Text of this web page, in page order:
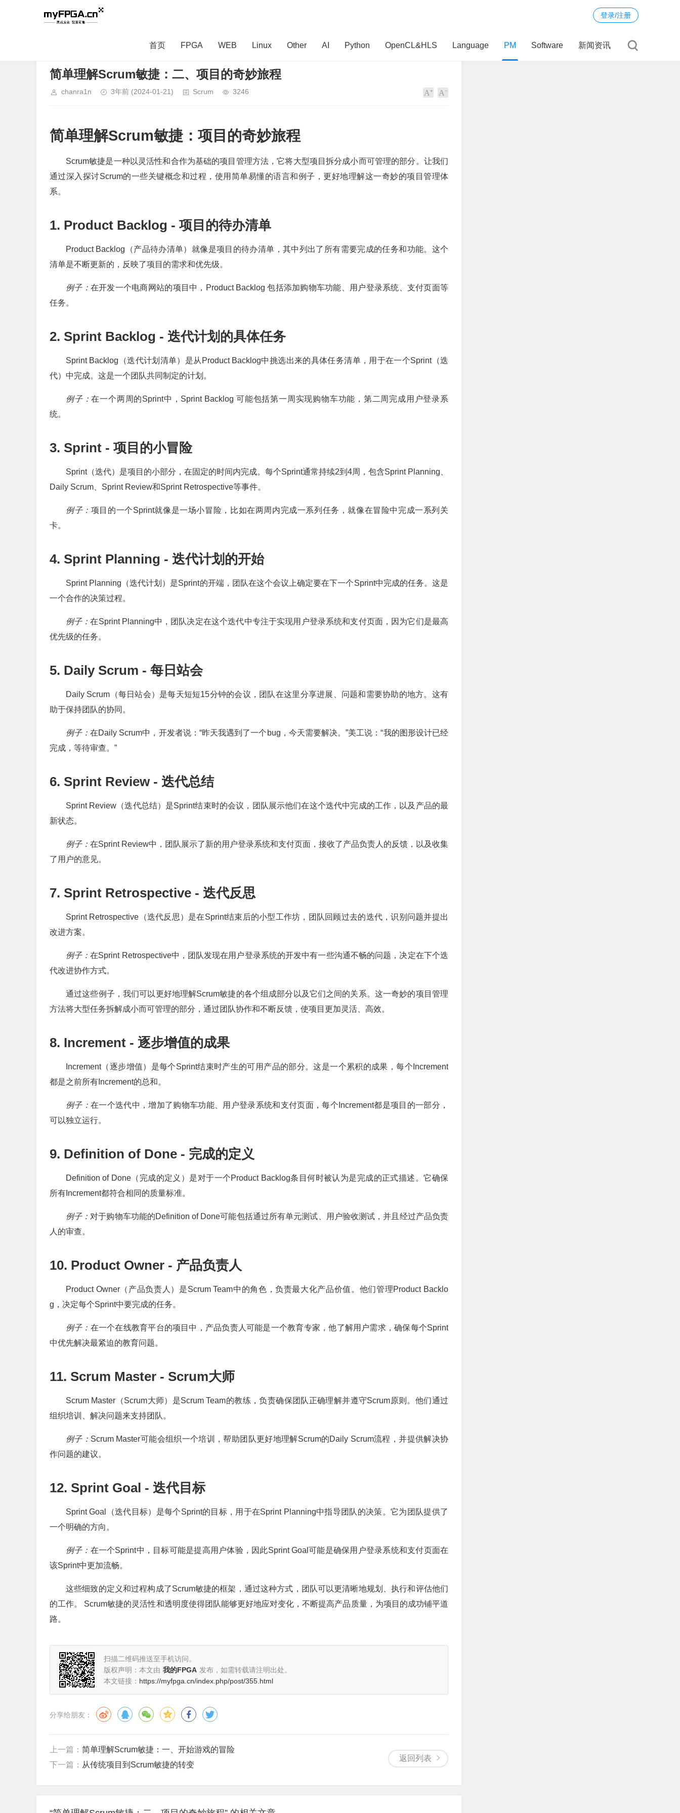
登录/注册
首页 FPGA WEB Linux Other AI Python OpenCL&HLS Language PM Software 新闻资讯
> 正文内容
简单理解Scrum敏捷：二、项目的奇妙旅程
chanra1n 3年前 (2024-01-21) Scrum 3246
简单理解Scrum敏捷：项目的奇妙旅程
Scrum敏捷是一种以灵活性和合作为基础的项目管理方法，它将大型项目拆分成小而可管理的部分。让我们
通过深入探讨Scrum的一些关键概念和过程，使用简单易懂的语言和例子，更好地理解这一奇妙的项目管理体
系。
1. Product Backlog - 项目的待办清单
Product Backlog（产品待办清单）就像是项目的待办清单，其中列出了所有需要完成的任务和功能。这个
清单是不断更新的，反映了项目的需求和优先级。
例子： 在开发一个电商网站的项目中，Product Backlog 包括添加购物车功能、用户登录系统、支付页面等
任务。
2. Sprint Backlog - 迭代计划的具体任务
Sprint Backlog（迭代计划清单）是从Product Backlog中挑选出来的具体任务清单，用于在一个Sprint（迭
代）中完成。这是一个团队共同制定的计划。
例子：在一个两周的Sprint中，Sprint Backlog 可能包括第一周实现购物车功能，第二周完成用户登录系
统。
3. Sprint - 项目的小冒险
Sprint（迭代）是项目的小部分，在固定的时间内完成。每个Sprint通常持续2到4周，包含Sprint Planning、
Daily Scrum、Sprint Review和Sprint Retrospective等事件。
例子： 项目的一个Sprint就像是一场小冒险，比如在两周内完成一系列任务，就像在冒险中完成一系列关
卡。
4. Sprint Planning - 迭代计划的开始
Sprint Planning（迭代计划）是Sprint的开端，团队在这个会议上确定要在下一个Sprint中完成的任务。这是
一个合作的决策过程。
例子：在Sprint Planning中，团队决定在这个迭代中专注于实现用户登录系统和支付页面，因为它们是最高
优先级的任务。
5. Daily Scrum - 每日站会
Daily Scrum（每日站会）是每天短短15分钟的会议，团队在这里分享进展、问题和需要协助的地方。这有
助于保持团队的协同。
例子：在Daily Scrum中，开发者说：“昨天我遇到了一个bug，今天需要解决。”美工说：“我的图形设计已经
完成，等待审查。”
6. Sprint Review - 迭代总结
Sprint Review（迭代总结）是Sprint结束时的会议，团队展示他们在这个迭代中完成的工作，以及产品的最
新状态。
例子： 在Sprint Review中，团队展示了新的用户登录系统和支付页面，接收了产品负责人的反馈，以及收集
了用户的意见。
7. Sprint Retrospective - 迭代反思
Sprint Retrospective（迭代反思）是在Sprint结束后的小型工作坊，团队回顾过去的迭代，识别问题并提出
改进方案。
例子：在Sprint Retrospective中，团队发现在用户登录系统的开发中有一些沟通不畅的问题，决定在下个迭
代改进协作方式。
通过这些例子，我们可以更好地理解Scrum敏捷的各个组成部分以及它们之间的关系。这一奇妙的项目管理
方法将大型任务拆解成小而可管理的部分，通过团队协作和不断反馈，使项目更加灵活、高效。
8. Increment - 逐步增值的成果
Increment（逐步增值）是每个Sprint结束时产生的可用产品的部分。这是一个累积的成果，每个Increment
都是之前所有Increment的总和。
例子： 在一个迭代中，增加了购物车功能、用户登录系统和支付页面，每个Increment都是项目的一部分，
可以独立运行。
9. Definition of Done - 完成的定义
Definition of Done（完成的定义）是对于一个Product Backlog条目何时被认为是完成的正式描述。它确保
所有Increment都符合相同的质量标准。
例子： 对于购物车功能的Definition of Done可能包括通过所有单元测试、用户验收测试，并且经过产品负责
人的审查。
10. Product Owner - 产品负责人
Product Owner（产品负责人）是Scrum Team中的角色，负责最大化产品价值。他们管理Product Backlo
g，决定每个Sprint中要完成的任务。
例子： 在一个在线教育平台的项目中，产品负责人可能是一个教育专家，他了解用户需求，确保每个Sprint
中优先解决最紧迫的教育问题。
11. Scrum Master - Scrum大师
Scrum Master（Scrum大师）是Scrum Team的教练，负责确保团队正确理解并遵守Scrum原则。他们通过
组织培训、解决问题来支持团队。
例子： Scrum Master可能会组织一个培训，帮助团队更好地理解Scrum的Daily Scrum流程，并提供解决协
作问题的建议。
12. Sprint Goal - 迭代目标
Sprint Goal（迭代目标）是每个Sprint的目标，用于在Sprint Planning中指导团队的决策。它为团队提供了
一个明确的方向。
例子： 在一个Sprint中，目标可能是提高用户体验，因此Sprint Goal可能是确保用户登录系统和支付页面在
该Sprint中更加流畅。
这些细致的定义和过程构成了Scrum敏捷的框架，通过这种方式，团队可以更清晰地规划、执行和评估他们
的工作。 Scrum敏捷的灵活性和透明度使得团队能够更好地应对变化，不断提高产品质量，为项目的成功铺平道
路。
扫描二维码推送至手机访问。
版权声明：本文由 我的FPGA 发布，如需转载请注明出处。
本文链接： https://myfpga.cn/index.php/post/355.html
分享给朋友：
返回列表
上一篇： 简单理解Scrum敏捷：一、开始游戏的冒险
下一篇： 从传统项目到Scrum敏捷的转变